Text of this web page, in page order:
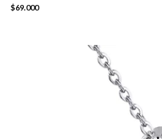
$69.000